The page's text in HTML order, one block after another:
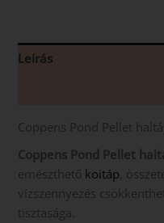
Leírás
Coppens Pond Pellet
Coppens Pond Pellet
emészthető koitáp ,
vízszennyezés
tisztasága.